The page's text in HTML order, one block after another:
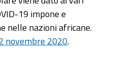
19 impone e
nelle nazioni africane.
novembre 2020.